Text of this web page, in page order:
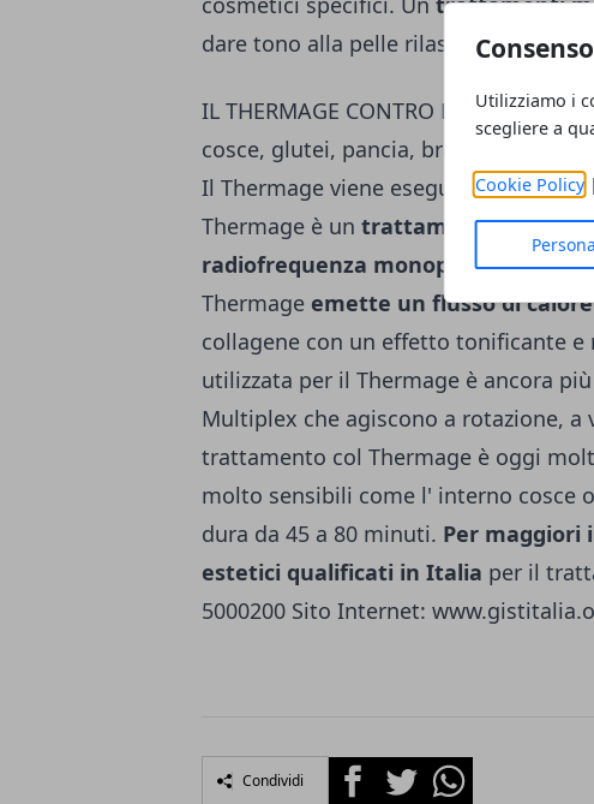
Utilizziamo i
scegliere a
Cookie Policy|
dare tono alla pelle rilassata e per
IL THERMAGE CONTRO LA PELLE
cosce, glutei, pancia, braccia
Il Thermage viene eseguito nei centri
Thermage è un tratta­mento urto
radiofrequenza monopo­lare
Thermage emette un flusso di
collagene con un ef­fetto tonificante
utilizzata per il Thermage è ancora
Multiplex che agiscono a rota­zione,
trattamento col Thermage è oggi
molto sensibili come l' interno co­sce
dura da 45 a 80 minuti. Per maggiori
estetici qualificati in Italia per il
5000200 Sito Internet:
Condividi FacebookTwitterWhatsapp